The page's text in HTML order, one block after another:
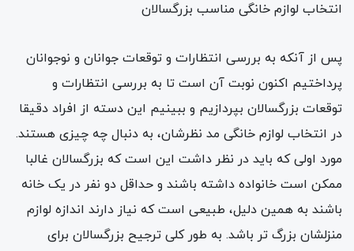
انتخاب لوازم خانگی مناسب بزرگسالان
پس از آنکه به بررسی انتظارات و توقعات جوانان و نوجوانان
پرداختیم اکنون نوبت آن است تا به بررسی انتظارات و
توقعات بزرگسالان بپردازیم و ببینیم این دسته از افراد دقیقا
در انتخاب لوازم خانگی مد نظرشان، به دنبال چه چیزی هستند.
مورد اولی که باید در نظر داشت این است که بزرگسالان غالبا
ممکن است خانواده داشته باشند و حداقل دو نفر در یک خانه
باشند به همین دلیل، طبیعی است که نیاز دارند اندازه لوازم
منزلشان بزرگ تر باشد. به طور کلی ترجیح بزرگسالان برای